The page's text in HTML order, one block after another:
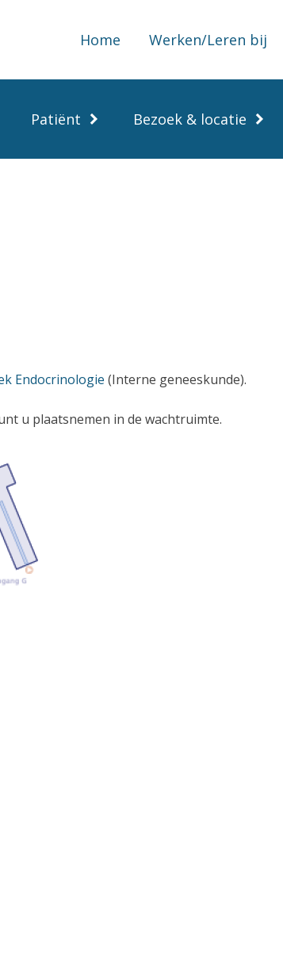
Home Werken/Leren bij
Patiënt Bezoek & locatie
Endocrinologie (Interne geneeskunde).
u plaatsnemen in de wachtruimte.